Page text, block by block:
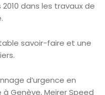
dans les travaux de
savoir-faire et une
d’urgence en
Genève, Meirer Speed